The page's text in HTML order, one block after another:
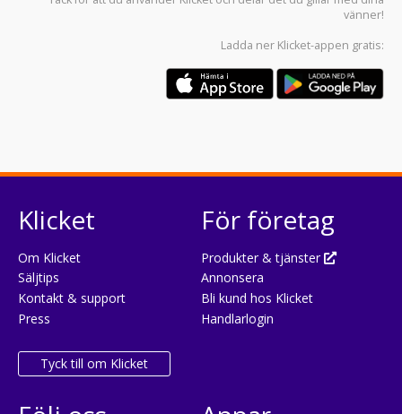
vänner!
Ladda ner Klicket-appen gratis:
Klicket
Om Klicket
Säljtips
Kontakt & support
Press
Tyck till om Klicket
För företag
Produkter & tjänster
Annonsera
Bli kund hos Klicket
Handlarlogin